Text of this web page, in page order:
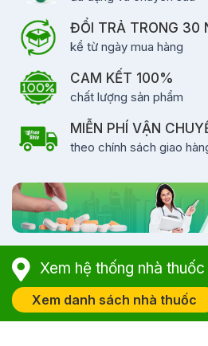
ĐỔI TRẢ TRONG 30
kể từ ngày mua hàng
CAM KẾT 100%
chất lượng sản phẩm
MIỄN PHÍ VẬN
theo chính sách giao
Xem hệ thống nhà
Xem danh sách nhà thuốc